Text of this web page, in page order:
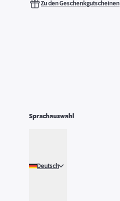
Zu den Geschenkgutscheinen
Sprachauswahl
Deutsch